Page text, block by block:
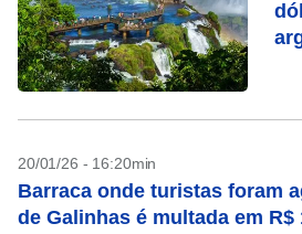
20/01/26 - 16:20min
Barraca onde turistas foram
de Galinhas é multada em